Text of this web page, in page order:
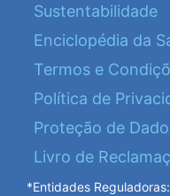
Sustentabilidade
Enciclopédia da
Termos e
Política de
Proteção de
Livro de
*Entidades